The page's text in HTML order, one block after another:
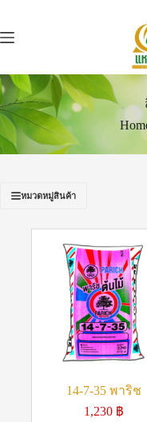
หมวดหมู่สินค้า
14-7-35 พาริช
1,230 ฿